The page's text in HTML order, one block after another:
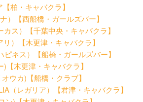
柏・キャバクラ】
）【西船橋・ガールズバー】
ス）【千葉中央・キャバクラ】
リ）【木更津・キャバクラ】
ピネス）【船橋・ガールズバー】
【木更津・キャバクラ】
ウカ)【船橋・クラブ】
（レガリア）【君津・キャバクラ】